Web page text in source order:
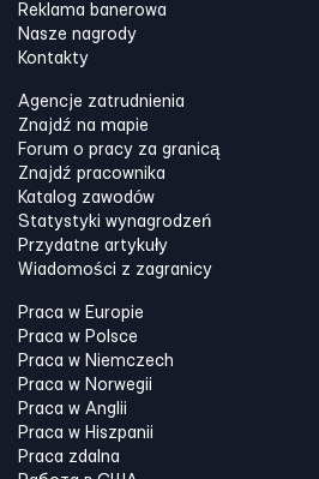
Reklama banerowa
Nasze nagrody
Kontakty
Agencje zatrudnienia
Znajdź na mapie
Forum o pracy za granicą
Znajdź pracownika
Katalog zawodów
Statystyki wynagrodzeń
Przydatne artykuły
Wiadomości z zagranicy
Praca w Europie
Praca w Polsce
Praca w Niemczech
Praca w Norwegii
Praca w Anglii
Praca w Hiszpanii
Praca zdalna